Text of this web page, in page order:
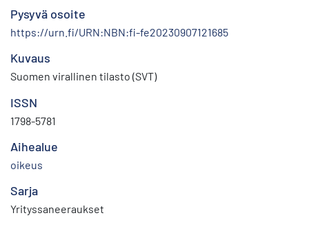
Pysyvä osoite
https://urn.fi/URN:NBN:fi-fe20230907121685
Kuvaus
Suomen virallinen tilasto (SVT)
ISSN
1798-5781
Aihealue
oikeus
Sarja
Yrityssaneeraukset